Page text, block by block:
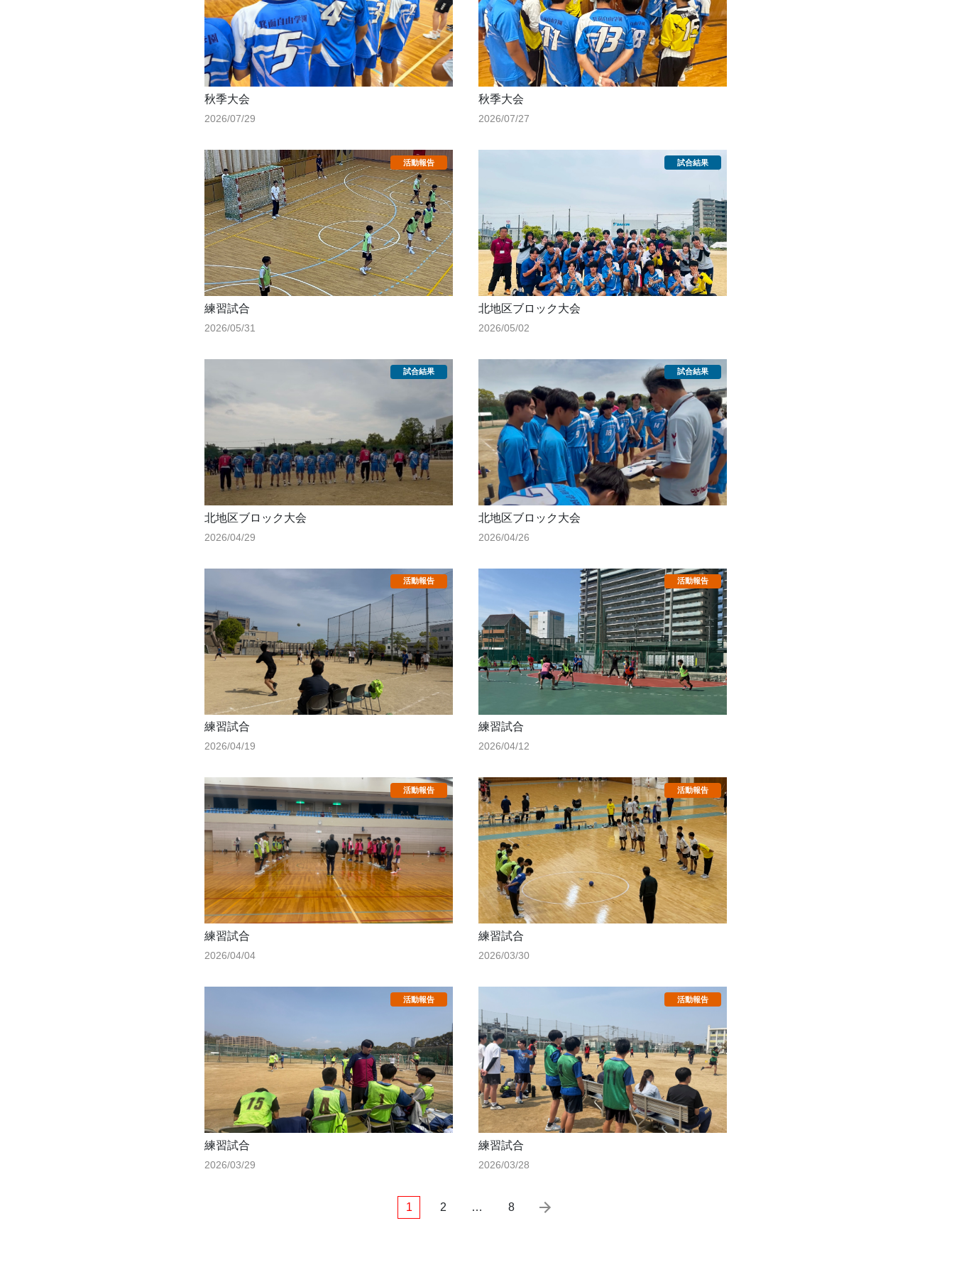
秋季大会
2026/07/29
秋季大会
2026/07/27
練習試合
2026/05/31
北地区ブロック大会
2026/05/02
北地区ブロック大会
2026/04/29
北地区ブロック大会
2026/04/26
練習試合
2026/04/19
練習試合
2026/04/12
練習試合
2026/04/04
練習試合
2026/03/30
練習試合
2026/03/29
練習試合
2026/03/28
1 2 … 8